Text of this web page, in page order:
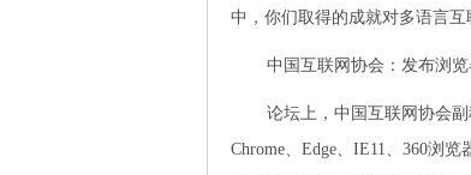
中，你们取得的成就对多语言
中国互联网协会：发布浏
论坛上，中国互联网协会
Chrome、Edge、IE11、360浏